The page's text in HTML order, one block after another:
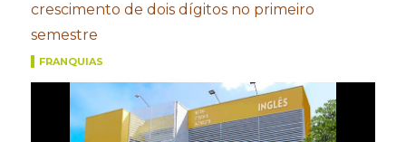
crescimento de dois dígitos no primeiro
semestre
FRANQUIAS